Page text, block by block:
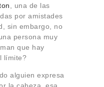
, una de las
por amistades
sin embargo, no
persona muy
que hay
límite?
alguien expresa